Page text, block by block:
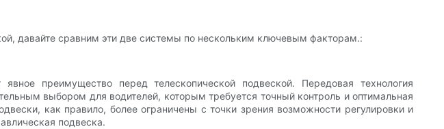
давайте сравним эти две системы по нескольким ключевым факторам.:
преимущество перед телескопической подвеской. Передовая технология
выбором для водителей, которым требуется точный контроль и оптимальная
как правило, более ограничены с точки зрения возможности регулировки и
подвеска.